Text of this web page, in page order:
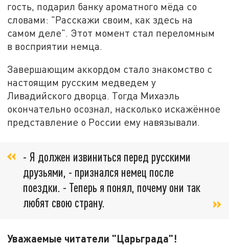
гость, подарил банку ароматного мёда со
словами: "Расскажи своим, как здесь на
самом деле". Этот момент стал переломным
в восприятии немца.
Завершающим аккордом стало знакомство с
настоящим русским медведем у
Ливадийского дворца. Тогда Михаэль
окончательно осознал, насколько искажённое
представление о России ему навязывали.
- Я должен извиниться перед русскими
друзьями, - признался немец после
поездки. - Теперь я понял, почему они так
любят свою страну.
Уважаемые читатели "Царьграда"!